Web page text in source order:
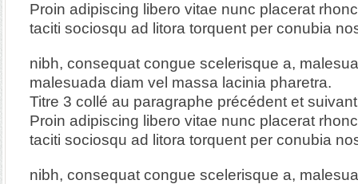
Proin adipiscing libero vitae nunc placerat
taciti sociosqu ad litora torquent per conubia
nibh, consequat congue scelerisque a,
malesuada diam vel massa lacinia pharetra.
Titre 3 collé au paragraphe précédent et suivant
Proin adipiscing libero vitae nunc placerat
taciti sociosqu ad litora torquent per conubia
nibh, consequat congue scelerisque a,